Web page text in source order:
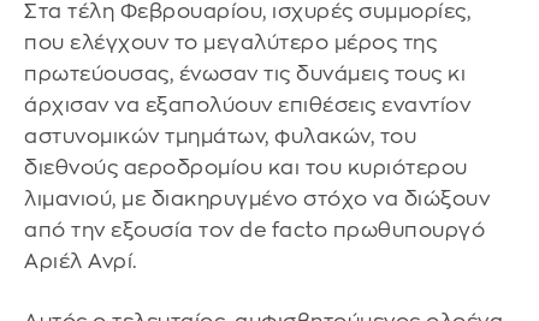
Στα τέλη Φεβρουαρίου, ισχυρές συμμορίες,
που ελέγχουν το μεγαλύτερο μέρος της
πρωτεύουσας, ένωσαν τις δυνάμεις τους κι
άρχισαν να εξαπολύουν επιθέσεις εναντίον
αστυνομικών τμημάτων, φυλακών, του
διεθνούς αεροδρομίου και του κυριότερου
λιμανιού, με διακηρυγμένο στόχο να διώξουν
από την εξουσία τον de facto πρωθυπουργό
Αριέλ Ανρί.